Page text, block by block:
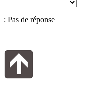
: Pas de réponse